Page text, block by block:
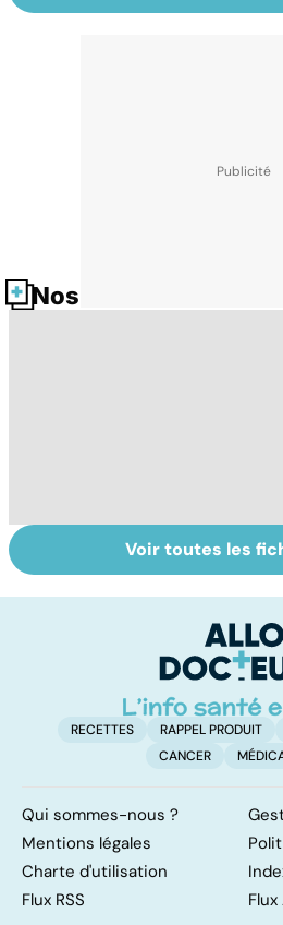
Nos fiches santé
La main, un outil
utile mais fragile
Voir toutes les
RECETTES RAPPEL PRODUIT
CANCER
Qui sommes-nous ?
Mentions légales
Charte d'utilisation
Flux RSS